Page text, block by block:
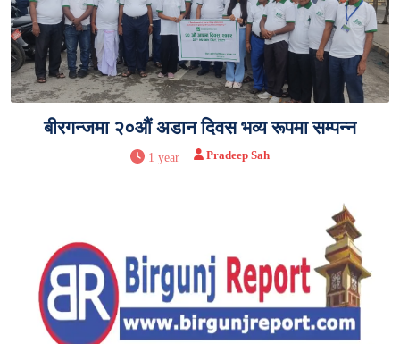
बीरगन्जमा २०औं अडान दिवस भव्य रूपमा सम्पन्न
1 year Pradeep Sah